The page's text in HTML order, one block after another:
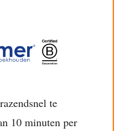
te
10 minuten per